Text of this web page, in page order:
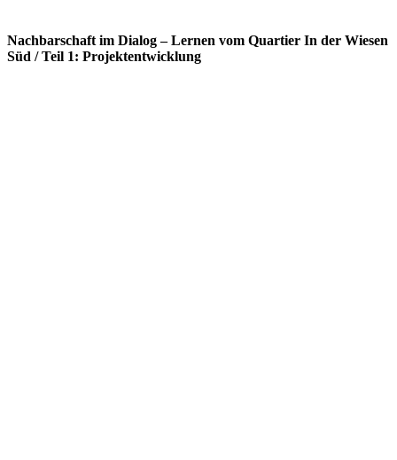
Nachbarschaft im Dialog – Lernen vom Quartier In der Wiesen
Süd / Teil 1: Projektentwicklung